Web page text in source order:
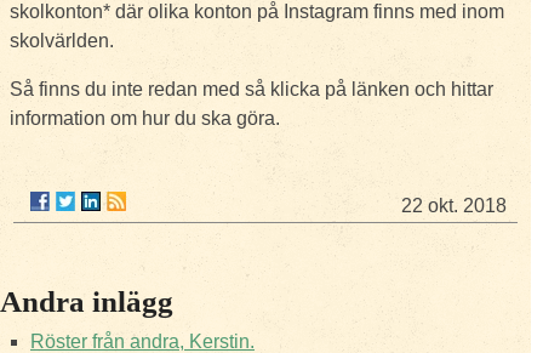
skolkonton* där olika konton på Instagram finns med inom
skolvärlden.
Så finns du inte redan med så klicka på länken och hittar
information om hur du ska göra.
22 okt. 2018
Andra inlägg
Röster från andra, Kerstin.